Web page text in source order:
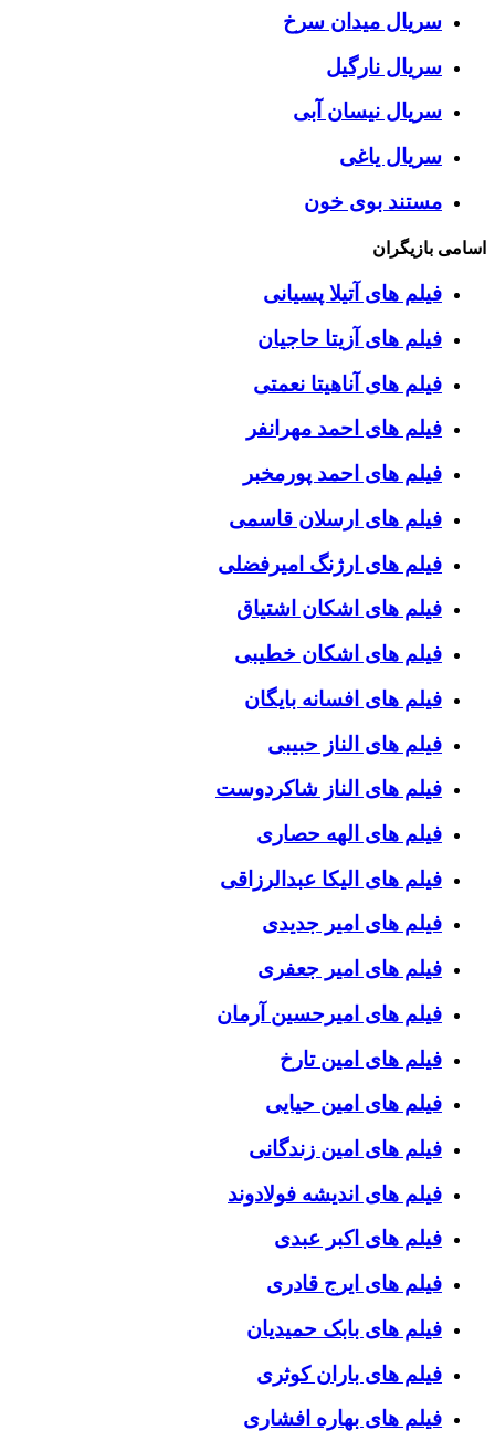
سریال میدان سرخ
سریال نارگیل
سریال نیسان آبی
سریال یاغی
مستند بوی خون
اسامی بازیگران
فیلم های آتیلا پسیانی
فیلم های آزیتا حاجیان
فیلم های آناهیتا نعمتی
فیلم های احمد مهرانفر
فیلم های احمد پورمخبر
فیلم های ارسلان قاسمی
فیلم های ارژنگ امیرفضلی
فیلم های اشکان اشتیاق
فیلم های اشکان خطیبی
فیلم های افسانه بایگان
فیلم های الناز حبیبی
فیلم های الناز شاکردوست
فیلم های الهه حصاری
فیلم های الیکا عبدالرزاقی
فیلم های امیر جدیدی
فیلم های امیر جعفری
فیلم های امیرحسین آرمان
فیلم های امین تارخ
فیلم های امین حیایی
فیلم های امین زندگانی
فیلم های اندیشه فولادوند
فیلم های اکبر عبدی
فیلم های ایرج قادری
فیلم های بابک حمیدیان
فیلم های باران کوثری
فیلم های بهاره افشاری